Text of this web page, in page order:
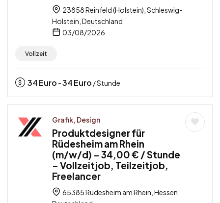
23858 Reinfeld (Holstein), Schleswig-
Holstein, Deutschland
03/08/2026
Vollzeit
34Euro -34Euro / Stunde
Grafik, Design
Produktdesigner für
Rüdesheim am Rhein
(m/w/d) – 34,00 € / Stunde
– Vollzeitjob, Teilzeitjob,
Freelancer
65385 Rüdesheim am Rhein, Hessen,